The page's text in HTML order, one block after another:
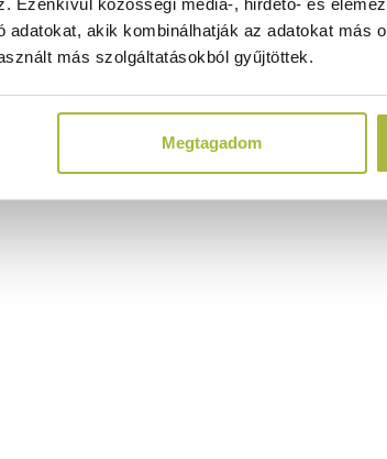
Ezenkívül közösségi média-, hirdető- és
adatokat, akik kombinálhatják az adatokat más
más szolgáltatásokból gyűjtöttek.
Megtagadom